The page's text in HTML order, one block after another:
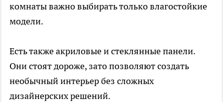
комнаты важно выбирать только влагостойкие
модели.
Есть также акриловые и стеклянные панели.
Они стоят дороже, зато позволяют создать
необычный интерьер без сложных
дизайнерских решений.